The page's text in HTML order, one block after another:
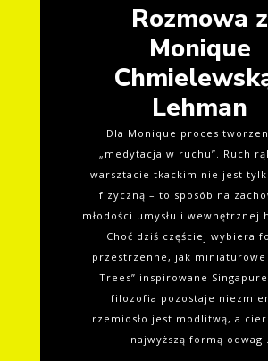
Rozmowa z
Monique
Lehman
Dla Monique proces
„medytacja w ruchu”. Ruch
warsztacie tkackim nie jest
fizyczną – to sposób na
młodości umysłu i wewnętrznej
Choć dziś częściej wybiera
przestrzenne, jak miniaturowe
Trees” inspirowane
filozofia pozostaje
rzemiosło jest modlitwą, a
najwyższą formą odwagi.